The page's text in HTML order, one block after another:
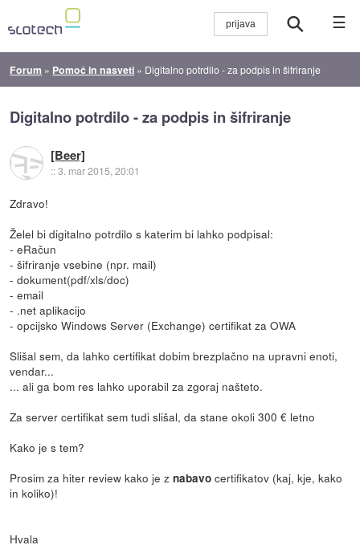
☰
Forum » Pomoč in nasveti » Digitalno potrdilo - za podpis in šifriranje
Digitalno potrdilo - za podpis in šifriranje
[Beer]
::3. mar 2015, 20:01
Zdravo!
Želel bi digitalno potrdilo s katerim bi lahko podpisal:
- eRačun
- šifriranje vsebine (npr. mail)
- dokument(pdf/xls/doc)
- email
- .net aplikacijo
- opcijsko Windows Server (Exchange) certifikat za OWA
Slišal sem, da lahko certifikat dobim brezplačno na upravni enoti,
vendar...
... ali ga bom res lahko uporabil za zgoraj našteto.
Za server certifikat sem tudi slišal, da stane okoli 300 € letno
Kako je s tem?
Prosim za hiter review kako je znabavo certifikatov (kaj, kje, kako
in koliko)!
Hvala